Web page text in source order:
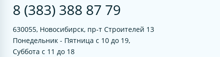
8 (383) 388 87 79
630055, Новосибирск, пр-т Строителей 13
Понедельник - Пятница с 10 до 19,
Суббота с 11 до 18